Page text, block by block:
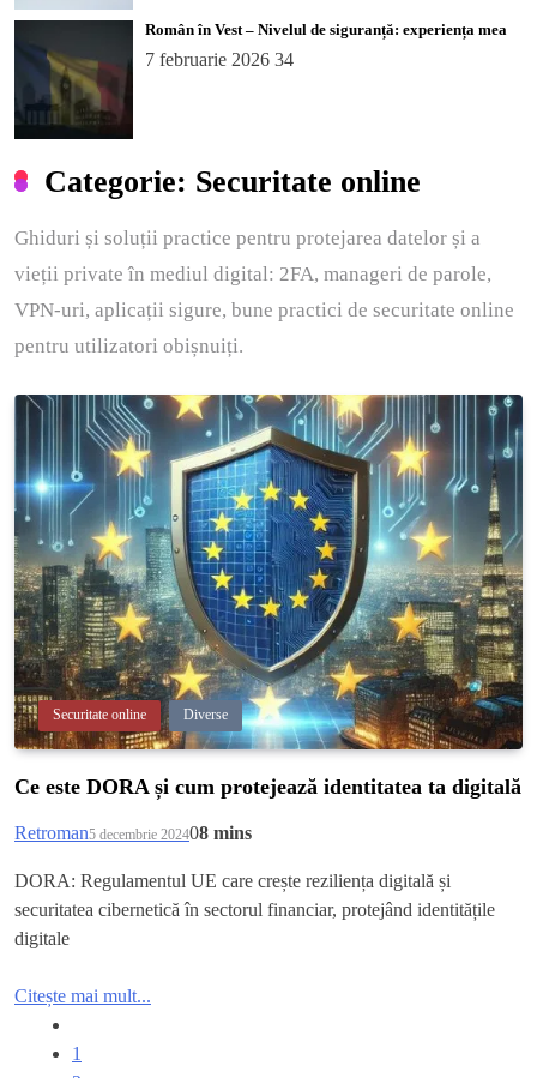
Categorie: Securitate online
Ghiduri și soluții practice pentru protejarea datelor și a
vieții private în mediul digital: 2FA, manageri de parole,
VPN-uri, aplicații sigure, bune practici de securitate online
pentru utilizatori obișnuiți.
Securitate online Diverse
Ce este DORA și cum protejează identitatea ta digitală
Retroman5 decembrie 202408 mins
DORA: Regulamentul UE care crește reziliența digitală și
securitatea cibernetică în sectorul financiar, protejând identitățile
digitale
Citește mai mult...
1
Român în Vest – Nivelul de siguranță: experiența mea
7 februarie 2026 34